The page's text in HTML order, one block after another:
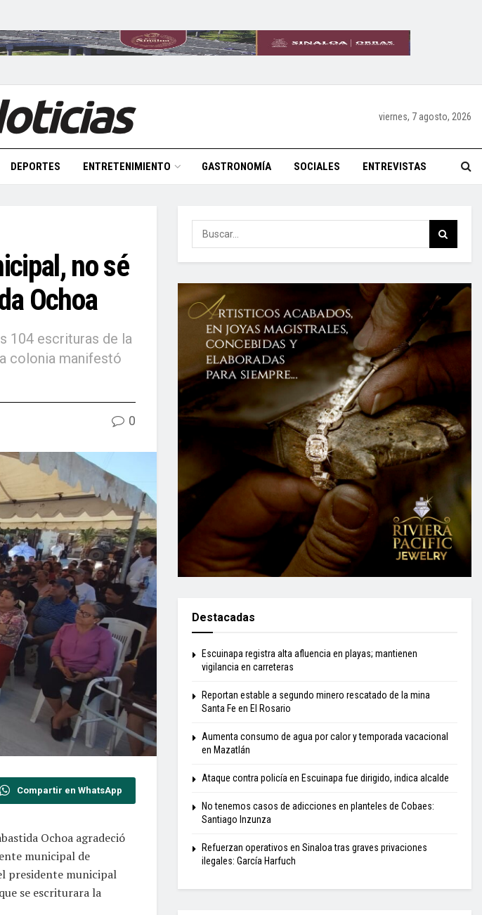
viernes, 7 agosto, 2026
DEPORTES ENTRETENIMIENTO GASTRONOMÍA SOCIALES ENTREVISTAS
no sé
Ochoa
104 escrituras de la
colonia manifestó
0
Compartir en WhatsApp
Ochoa agradeció
municipal de
presidente municipal
se escriturara la
Destacadas
Escuinapa registra alta afluencia en playas; mantienen
vigilancia en carreteras
Reportan estable a segundo minero rescatado de la mina
Santa Fe en El Rosario
Aumenta consumo de agua por calor y temporada vacacional
en Mazatlán
Ataque contra policía en Escuinapa fue dirigido, indica alcalde
No tenemos casos de adicciones en planteles de Cobaes:
Santiago Inzunza
Refuerzan operativos en Sinaloa tras graves privaciones
ilegales: García Harfuch